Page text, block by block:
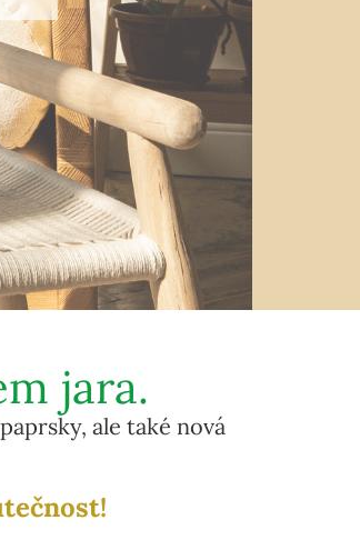
jara.
ale také nová